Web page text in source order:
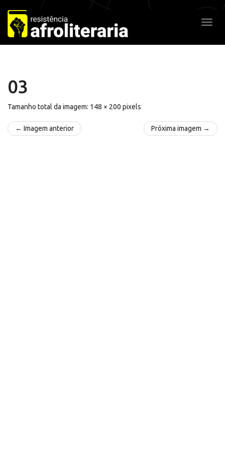
Pular
para
o
conteúdo
03
Tamanho total da imagem: 148 × 200 pixels
← Imagem anterior Próxima imagem →